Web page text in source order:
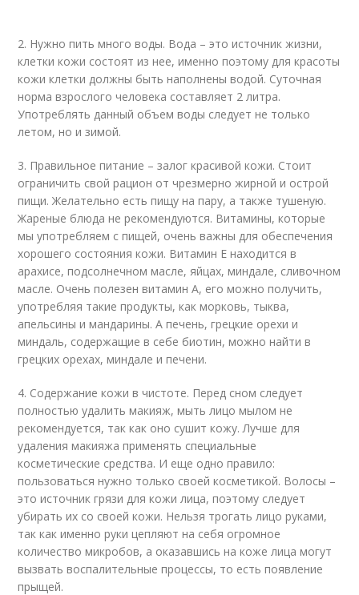
2. Нужно пить много воды. Вода – это источник жизни,
клетки кожи состоят из нее, именно поэтому для красоты
кожи клетки должны быть наполнены водой. Суточная
норма взрослого человека составляет 2 литра.
Употреблять данный объем воды следует не только
летом, но и зимой.
3. Правильное питание – залог красивой кожи. Стоит
ограничить свой рацион от чрезмерно жирной и острой
пищи. Желательно есть пищу на пару, а также тушеную.
Жареные блюда не рекомендуются. Витамины, которые
мы употребляем с пищей, очень важны для обеспечения
хорошего состояния кожи. Витамин Е находится в
арахисе, подсолнечном масле, яйцах, миндале, сливочном
масле. Очень полезен витамин А, его можно получить,
употребляя такие продукты, как морковь, тыква,
апельсины и мандарины. А печень, грецкие орехи и
миндаль, содержащие в себе биотин, можно найти в
грецких орехах, миндале и печени.
4. Содержание кожи в чистоте. Перед сном следует
полностью удалить макияж, мыть лицо мылом не
рекомендуется, так как оно сушит кожу. Лучше для
удаления макияжа применять специальные
косметические средства. И еще одно правило:
пользоваться нужно только своей косметикой. Волосы –
это источник грязи для кожи лица, поэтому следует
убирать их со своей кожи. Нельзя трогать лицо руками,
так как именно руки цепляют на себя огромное
количество микробов, а оказавшись на коже лица могут
вызвать воспалительные процессы, то есть появление
прыщей.